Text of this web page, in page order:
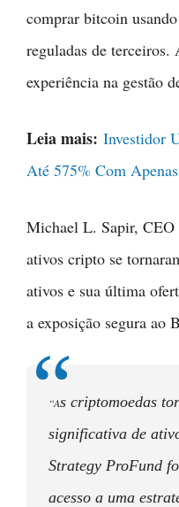
comprar bitcoin
reguladas de terceiros.
experiência na gestão
Leia mais: Investidor
Até 575% Com
Michael L. Sapir, CEO
ativos cripto se
ativos e sua última
a exposição segura ao
“As criptomoedas
significativa de
Strategy ProFund
acesso a uma